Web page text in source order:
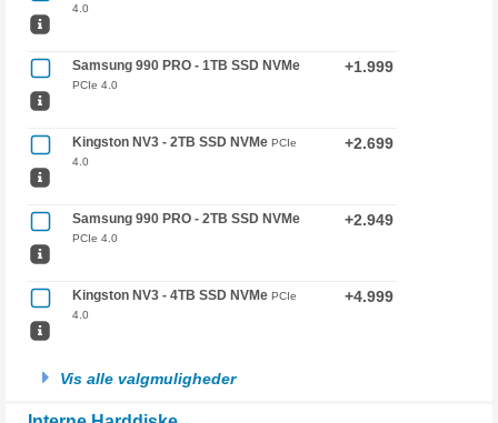
4.0
Samsung 990 PRO - 1TB SSD NVMe
PCIe 4.0
+1.999
Kingston NV3 - 2TB SSD NVMe PCIe
4.0
+2.699
Samsung 990 PRO - 2TB SSD NVMe
PCIe 4.0
+2.949
Kingston NV3 - 4TB SSD NVMe PCIe
4.0
+4.999
Vis alle valgmuligheder